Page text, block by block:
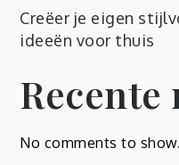
Creëer je eigen
ideeën voor thuis
Recente
No comments to show.